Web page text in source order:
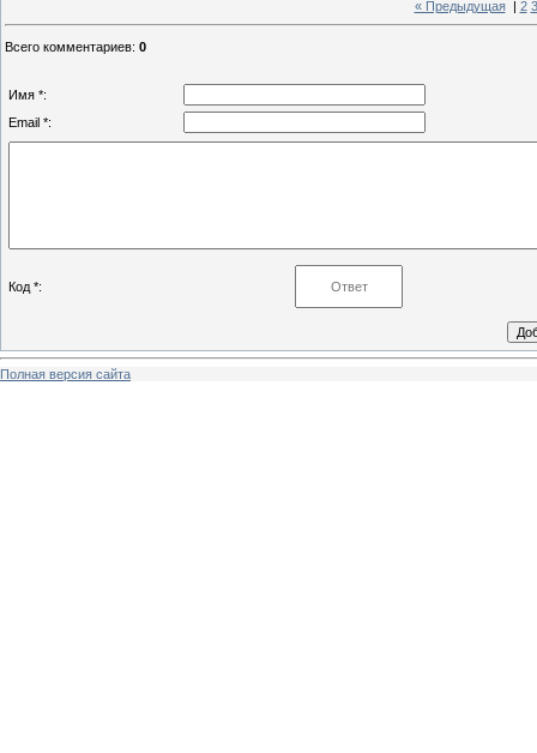
« Предыдущая| 2 3
Всего комментариев: 0
Имя *:
Email *:
Код *:
Полная версия сайта